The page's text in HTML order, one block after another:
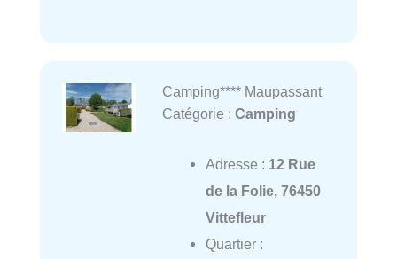
Camping**** Maupassant
Catégorie : Camping
Adresse : 12 Rue
de la Folie, 76450
Vittefleur
Quartier :